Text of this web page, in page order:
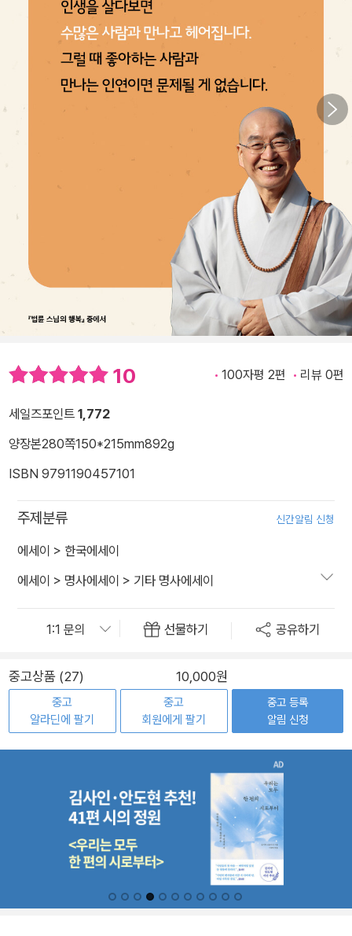
10 100자평 2편 리뷰 0편
세일즈포인트 1,772
양장본280쪽150*215mm892g
ISBN 9791190457101
주제분류 신간알림 신청
에세이 > 한국에세이
에세이 > 명사에세이 > 기타 명사에세이
선물하기 공유하기
중고상품 (27) 10,000원
중고
알라딘에 팔기
중고
회원에게 팔기
중고 등록
알림 신청